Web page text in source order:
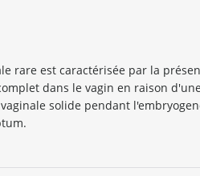
rare est caractérisée par la
dans le vagin en raison
solide pendant